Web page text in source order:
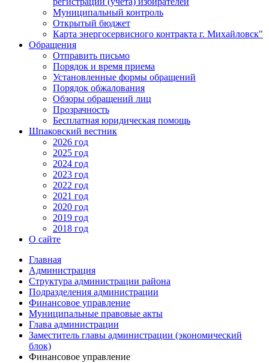
Муниципальный контроль
Открытый бюджет
Карта энергосервисного контракта г. Михайловск"
Обращения
Отправить письмо
Порядок и время приема
Установленные формы обращений
Порядок обжалования
Обзоры обращений лиц
Прозрачность
Бесплатная юридическая помощь
Шпаковский вестник
2026 год
2025 год
2024 год
2023 год
2022 год
2021 год
2020 год
2019 год
2018 год
О сайте
Главная
Администрация
Структура администрации района
Подразделения администрации
Финансовое управление
Муниципальные правовые акты
Глава администрации
Заместитель главы администрации (экономический
блок)
Финансовое управление